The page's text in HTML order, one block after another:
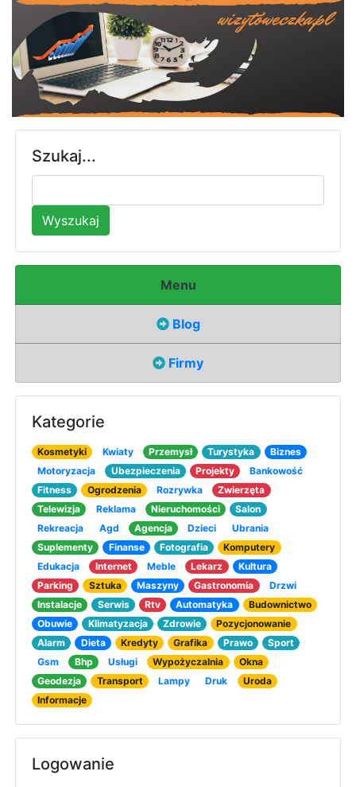
Szukaj...
Wyszukaj
Menu
Blog
Firmy
Kategorie
Kosmetyki Kwiaty Przemysł Turystyka
Biznes
Motoryzacja
Ubezpieczenia Projekty
Bankowość
Fitness
Ogrodzenia Rozrywka
Zwierzęta
Telewizja
Reklama Nieruchomości
Salon
Rekreacja
Agd Agencja Dzieci
Ubrania
Suplementy
Finanse Fotografia
Komputery
Edukacja
Internet Meble Lekarz
Kultura
Parking
Sztuka Maszyny Gastronomia
Drzwi
Instalacje
Serwis Rtv Automatyka
Budownictwo
Obuwie
Klimatyzacja Zdrowie
Pozycjonowanie
Alarm
Dieta Kredyty Grafika Prawo
Sport
Gsm
Bhp Usługi Wypożyczalnia
Okna
Geodezja
Transport Lampy Druk
Uroda
Informacje
Logowanie